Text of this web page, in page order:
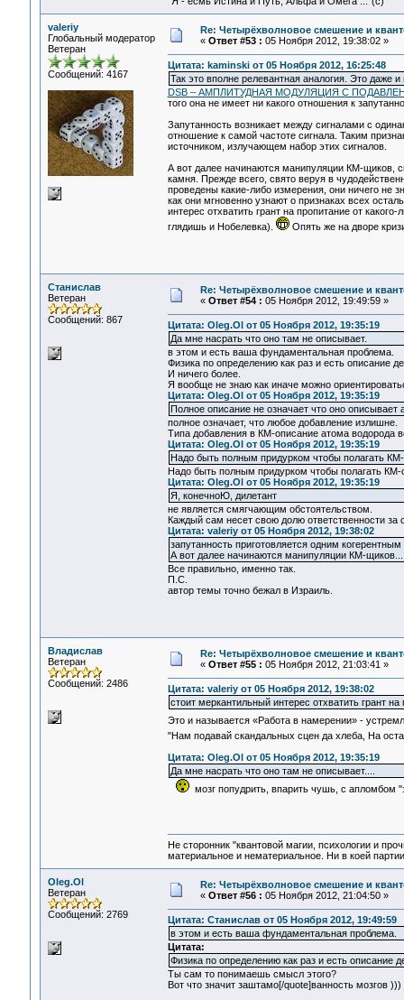
valeriy
Глобальный модератор
Ветеран
Сообщений: 4167
Re: Четырёхволновое смешение и
« Ответ #53 : 05 Ноября 2012, 19:38:02 »
Цитата: kaminski от 05 Ноября 2012, 16:25:48
Так это вполне релевантная аналогия. Это даже
DSB – АМПЛИТУДНАЯ МОДУЛЯЦИЯ С
того она не имеет ни какого отношения к
Запутанность возникает между сигналами с
отношение к самой частоте сигнала. Таким
источником, излучающем набор этих сигналов.
А вот далее начинаются манипуляции КМ-щиков,
камня. Прежде всего, свято веруя в
проведены какие-либо измерения, они ничего не
как они мгновенно узнают о признаках всех
интерес отхватить грант на пропитание от
глядишь и Нобелевка).
Опять же на дворе
Станислав
Ветеран
Сообщений: 867
Re: Четырёхволновое смешение и
« Ответ #54 : 05 Ноября 2012, 19:49:59 »
Цитата: Oleg.Ol от 05 Ноября 2012, 19:35:19
Да мне насрать что оно там не описывает.
в этом и есть ваша фундаментальная проблема.
Физика по определению как раз и есть описание
И ничего более.
Я вообще не знаю как иначе можно
Цитата: Oleg.Ol от 05 Ноября 2012, 19:35:19
Полное описание не означает что оно описывает
полное означает, что любое добавление излишне.
Типа добавления в КМ-описание атома водорода
Цитата: Oleg.Ol от 05 Ноября 2012, 19:35:19
Надо быть полным придурком чтобы полагать
Надо быть полным придурком чтобы полагать
Цитата: Oleg.Ol от 05 Ноября 2012, 19:35:19
Я, конечноЮ, дилетант
не является смягчающим обстоятельством.
Каждый сам несет свою долю ответственности за
Цитата: valeriy от 05 Ноября 2012, 19:38:02
запутанность приготовляется одним
А вот далее начинаются манипуляции КМ-щиков...
Все правильно, именно так.
П.С.
автор темы точно бежал в Израиль.
Владислав
Ветеран
Сообщений: 2486
Re: Четырёхволновое смешение и
« Ответ #55 : 05 Ноября 2012, 21:03:41 »
Цитата: valeriy от 05 Ноября 2012, 19:38:02
стоит меркантильный интерес отхватить грант на
Это и называется «Работа в намерении» -
"Нам подавай скандальных сцен да хлеба, На
Цитата: Oleg.Ol от 05 Ноября 2012, 19:35:19
Да мне насрать что оно там не описывает....
мозг попудрить, впарить чушь, с апломбом
Не сторонник "квантовой магии, психологии и
материальное и нематериальное. Ни в коей
Oleg.Ol
Ветеран
Сообщений: 2769
Re: Четырёхволновое смешение и
« Ответ #56 : 05 Ноября 2012, 21:04:50 »
Цитата: Станислав от 05 Ноября 2012, 19:49:59
в этом и есть ваша фундаментальная проблема.
Цитата:
Физика по определению как раз и есть описание
Ты сам то понимаешь смысл этого?
Вот что значит заштамо[/quote]ванность мозгов )))